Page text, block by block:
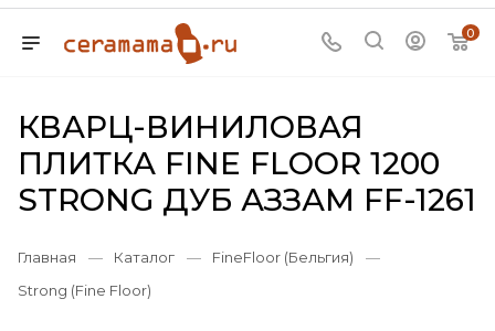
0
КВАРЦ-ВИНИЛОВАЯ
ПЛИТКА FINE FLOOR 1200
STRONG ДУБ АЗЗАМ FF-1261
Главная — Каталог — FineFloor (Бельгия)
—
Strong (Fine Floor)